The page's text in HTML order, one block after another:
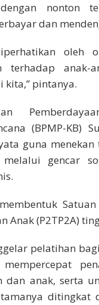
nonton
dan
oleh
terhadap anak-
kita,” pintanya.
(BPMP-KB)
guna menekan
gencar
Anak (P2TP2A)
pelatihan
dan anak, serta
ditingkat